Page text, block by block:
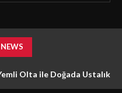
Olta ile Doğada Ustalık